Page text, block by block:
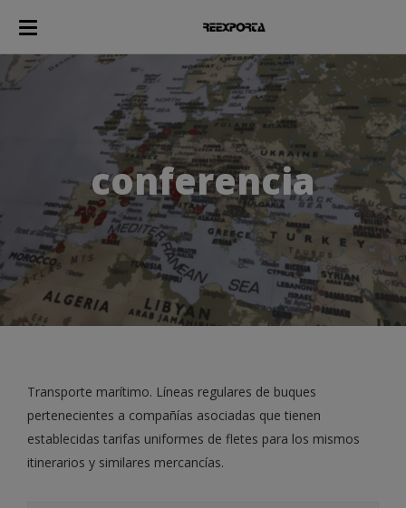
conferencia
Transporte marítimo. Líneas regulares de buques
pertenecientes a compañías asociadas que tienen
establecidas tarifas uniformes de fletes para los mismos
itinerarios y similares mercancías.